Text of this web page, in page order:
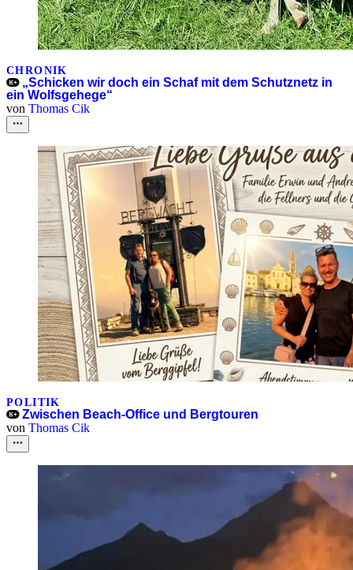
CHRONIK
„Schicken wir doch ein Schaf mit dem Schutznetz in
ein Wolfsgehege“
von Thomas Cik
POLITIK
Zwischen Beach-Office und Bergtouren
von Thomas Cik